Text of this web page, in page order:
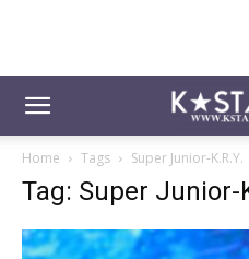
Home Tags Super Junior-K.R.Y.
Tag: Super Junior-